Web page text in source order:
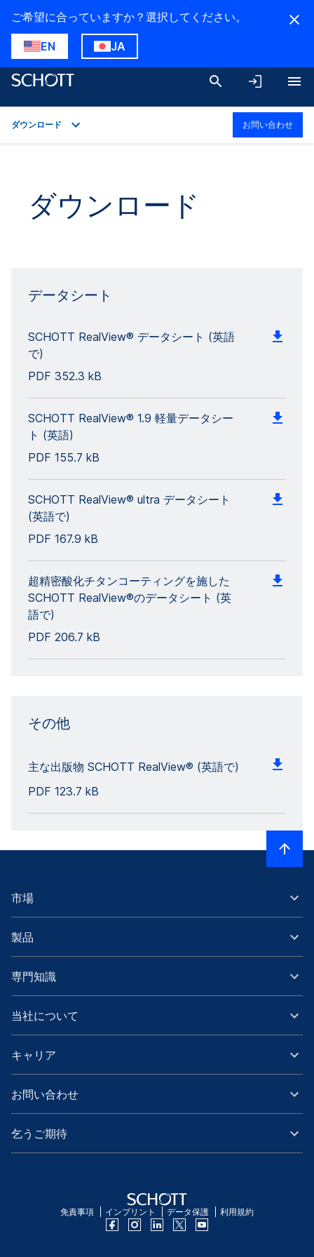
ご希望に合っていますか？選択してください。
EN JA
技術詳細
ダウンロード お問い合わせ
ダウンロード
データシート
SCHOTT RealView® データシート (英語
で)
PDF 352.3 kB
SCHOTT RealView® 1.9 軽量データシー
ト (英語)
PDF 155.7 kB
SCHOTT RealView® ultra データシート
(英語で)
PDF 167.9 kB
超精密酸化チタンコーティングを施した
SCHOTT RealView®のデータシート (英
語で)
PDF 206.7 kB
その他
主な出版物 SCHOTT RealView® (英語で)
PDF 123.7 kB
市場
製品
専門知識
当社について
キャリア
お問い合わせ
乞うご期待
免責事項 インプリント データ保護 利用規約